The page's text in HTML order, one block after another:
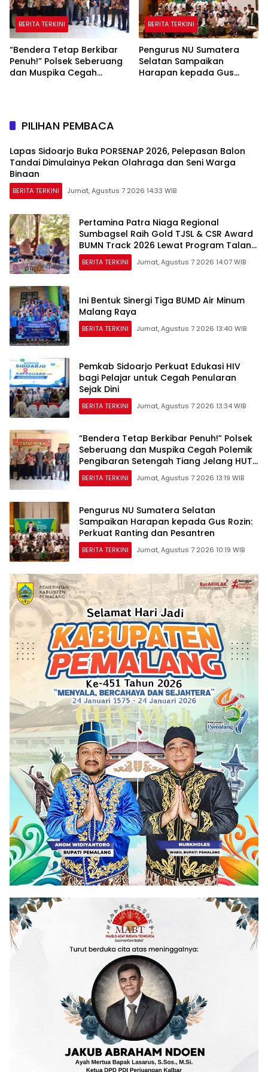
BERITA TERKINI
“Bendera Tetap Berkibar
Penuh!” Polsek Seberuang
dan Muspika Cegah
BERITA TERKINI
Pengurus NU Sumatera
Selatan Sampaikan
Harapan kepada Gus
PILIHAN PEMBACA
Lapas Sidoarjo Buka PORSENAP 2026, Pelepasan Balon
Tandai Dimulainya Pekan Olahraga dan Seni Warga
Binaan
BERITA TERKINI Jumat, Agustus 7 2026 14:33 WIB
Pertamina Patra Niaga Regional
Sumbagsel Raih Gold TJSL & CSR Award
BUMN Track 2026 Lewat Program Talang
Berseri
BERITA TERKINI Jumat, Agustus 7 2026 14:07 WIB
Ini Bentuk Sinergi Tiga BUMD Air Minum
Malang Raya
BERITA TERKINI Jumat, Agustus 7 2026 13:40 WIB
Pemkab Sidoarjo Perkuat Edukasi HIV
bagi Pelajar untuk Cegah Penularan
Sejak Dini
BERITA TERKINI Jumat, Agustus 7 2026 13:34 WIB
“Bendera Tetap Berkibar Penuh!” Polsek
Seberuang dan Muspika Cegah Polemik
Pengibaran Setengah Tiang Jelang HUT
RI ke-81
BERITA TERKINI Jumat, Agustus 7 2026 13:19 WIB
Pengurus NU Sumatera Selatan
Sampaikan Harapan kepada Gus Rozin:
Perkuat Ranting dan Pesantren
BERITA TERKINI Jumat, Agustus 7 2026 10:19 WIB